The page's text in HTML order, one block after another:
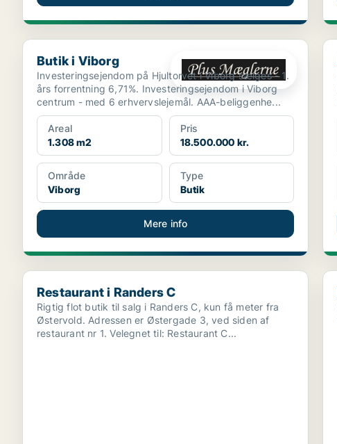
Butik i Viborg
Butik i Viborg
Investeringsejendom på Hjultorvet i Viborg sælges - 1.
års forrentning 6,71%. Investeringsejendom i Viborg
centrum - med 6 erhvervslejemål. AAA-beliggenhe...
Areal
1.308 m2
Pris
18.500.000 kr.
Område
Viborg
Type
Butik
Mere info
Restaurant i Randers C
Restaurant i Randers C
Rigtig flot butik til salg i Randers C, kun få meter fra
Østervold. Adressen er Østergade 3, ved siden af
restaurant nr 1. Velegnet til: Restaurant C...